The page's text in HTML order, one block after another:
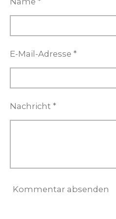
E-Mail-Adresse *
Nachricht *
Kommentar absenden